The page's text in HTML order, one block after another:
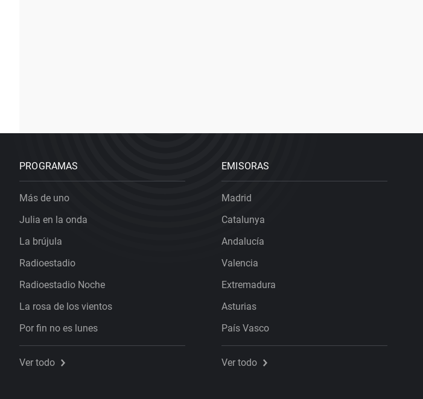
PROGRAMAS
Más de uno
Julia en la onda
La brújula
Radioestadio
Radioestadio Noche
La rosa de los vientos
Por fin no es lunes
Ver todo
EMISORAS
Madrid
Catalunya
Andalucía
Valencia
Extremadura
Asturias
País Vasco
Ver todo